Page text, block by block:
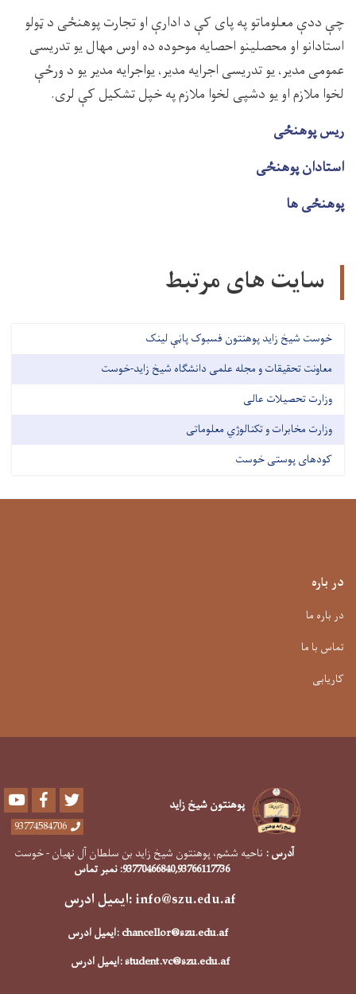
چې ددې معلوماتو په پای کې د ادارې او تجارت پوهنځی د ټولو
استادانو او محصلینو احصایه موحوده ده اوس مهال يو تدريسى
عمومى مدير، يو تدريسى اجرایه مدير، يواجرایه مدیر یو د ورځې
لخوا ملازم او يو دشپى لخوا ملازم په خپل تشکيل کې لرى.
ریس پوهنځی
استادان پوهنځی
پوهنځی ها
سایت های مرتبط
خوست شیخ زاید پوهنتون فسبوک پاڼې لینک
معاونت تحقیقات و مجله علمی دانشگاه شیخ زاید-خوست
وزارت تحصیلات عالی
وزارت مخابرات و تکنالوژي معلوماتی
کودهای پوستی خوست
در باره
در باره ما
تماس با ما
کاریابی
پوهنتون شیخ زاید Youtube Facebook
93774584706
آدرس : ناحیه ششم، پوهنتون شیخ زاید بن سلطان آل نهیان - خوست
93770466840,93766117736 : نمبر تماس
info@szu.edu.af:ایمیل ادرس
chancellor@szu.edu.af:ایمیل ادرس
student.vc@szu.edu.af:ایمیل ادرس